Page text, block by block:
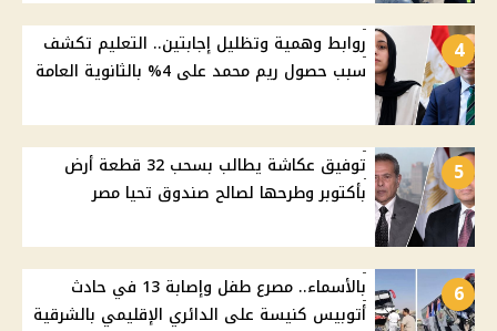
4
روابط وهمية وتظليل إجابتين.. التعليم تكشف
سبب حصول ريم محمد على 4% بالثانوية العامة
5
توفيق عكاشة يطالب بسحب 32 قطعة أرض
بأكتوبر وطرحها لصالح صندوق تحيا مصر
6
بالأسماء.. مصرع طفل وإصابة 13 في حادث
أتوبيس كنيسة على الدائري الإقليمي بالشرقية